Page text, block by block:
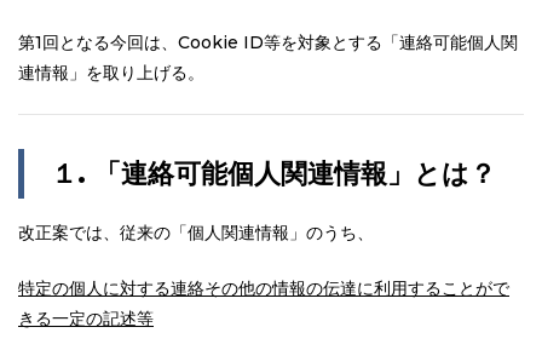
第1回となる今回は、Cookie ID等を対象とする「連絡可能個人関
連情報」を取り上げる。
１. 「連絡可能個人関連情報」とは？
改正案では、従来の「個人関連情報」のうち、
特定の個人に対する連絡その他の情報の伝達に利用することがで
きる一定の記述等